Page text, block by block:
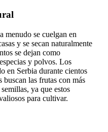
menudo se cuelgan en
y se secan naturalmente
se dejan como
y polvos. Los
en Serbia durante cientos
buscan las frutas con más
ya que estos
para cultivar.